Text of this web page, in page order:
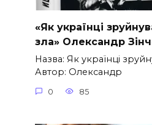
«Як українці
зла» Олександр
Назва: Як українці
Автор: Олександр
0 85